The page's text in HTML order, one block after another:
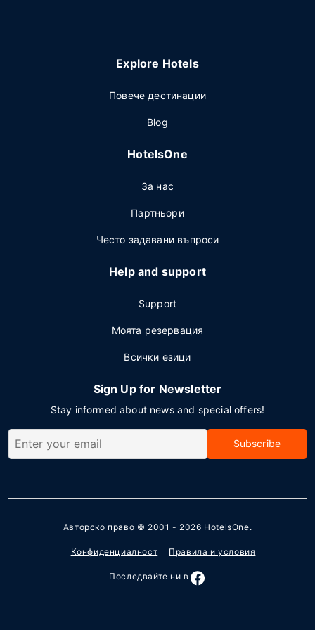
Explore Hotels
Повече дестинации
Blog
HotelsOne
За нас
Партньори
Често задавани въпроси
Help and support
Support
Моята резервация
Всички езици
Sign Up for Newsletter
Stay informed about news and special offers!
Subscribe
Авторско право © 2001 - 2026 HotelsOne.
Конфиденциалност Правила и условия
Последвайте ни в